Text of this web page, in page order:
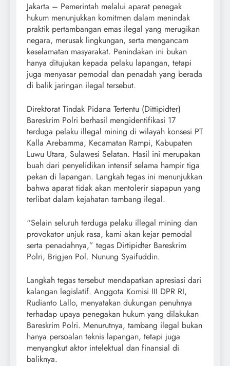
Jakarta – Pemerintah melalui aparat penegak
hukum menunjukkan komitmen dalam menindak
praktik pertambangan emas ilegal yang merugikan
negara, merusak lingkungan, serta mengancam
keselamatan masyarakat. Penindakan ini bukan
hanya ditujukan kepada pelaku lapangan, tetapi
juga menyasar pemodal dan penadah yang berada
di balik jaringan ilegal tersebut.
Direktorat Tindak Pidana Tertentu (Dittipidter)
Bareskrim Polri berhasil mengidentifikasi 17
terduga pelaku illegal mining di wilayah konsesi PT
Kalla Arebamma, Kecamatan Rampi, Kabupaten
Luwu Utara, Sulawesi Selatan. Hasil ini merupakan
buah dari penyelidikan intensif selama hampir tiga
pekan di lapangan. Langkah tegas ini menunjukkan
bahwa aparat tidak akan mentolerir siapapun yang
terlibat dalam kejahatan tambang ilegal.
“Selain seluruh terduga pelaku illegal mining dan
provokator unjuk rasa, kami akan kejar pemodal
serta penadahnya,” tegas Dirtipidter Bareskrim
Polri, Brigjen Pol. Nunung Syaifuddin.
Langkah tegas tersebut mendapatkan apresiasi dari
kalangan legislatif. Anggota Komisi III DPR RI,
Rudianto Lallo, menyatakan dukungan penuhnya
terhadap upaya penegakan hukum yang dilakukan
Bareskrim Polri. Menurutnya, tambang ilegal bukan
hanya persoalan teknis lapangan, tetapi juga
menyangkut aktor intelektual dan finansial di
baliknya.